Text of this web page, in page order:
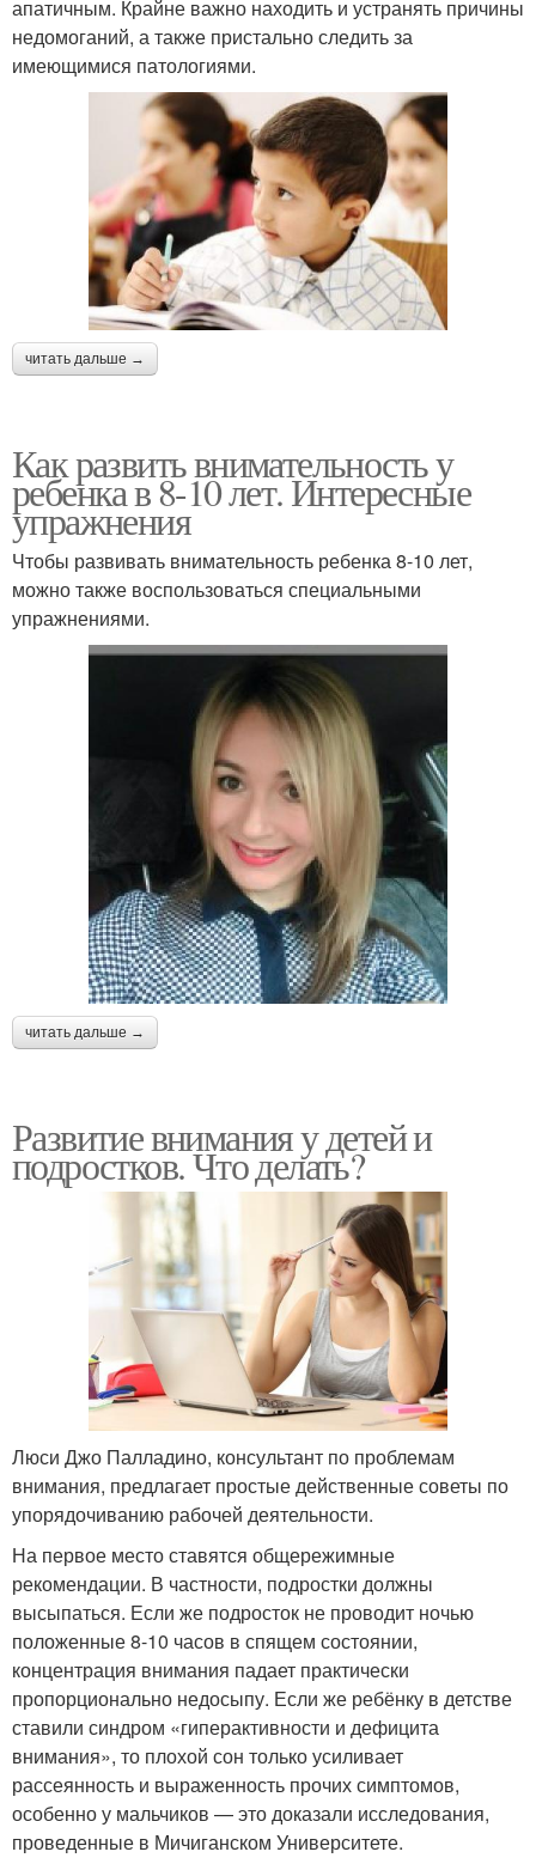
апатичным. Крайне важно находить и устранять причины
недомоганий, а также пристально следить за
имеющимися патологиями.
читать дальше →
Как развить внимательность у
ребенка в 8-10 лет. Интересные
упражнения
Чтобы развивать внимательность ребенка 8-10 лет,
можно также воспользоваться специальными
упражнениями.
читать дальше →
Развитие внимания у детей и
подростков. Что делать?
Люси Джо Палладино, консультант по проблемам
внимания, предлагает простые действенные советы по
упорядочиванию рабочей деятельности.
На первое место ставятся общережимные
рекомендации. В частности, подростки должны
высыпаться. Если же подросток не проводит ночью
положенные 8-10 часов в спящем состоянии,
концентрация внимания падает практически
пропорционально недосыпу. Если же ребёнку в детстве
ставили синдром «гиперактивности и дефицита
внимания», то плохой сон только усиливает
рассеянность и выраженность прочих симптомов,
особенно у мальчиков — это доказали исследования,
проведенные в Мичиганском Университете.